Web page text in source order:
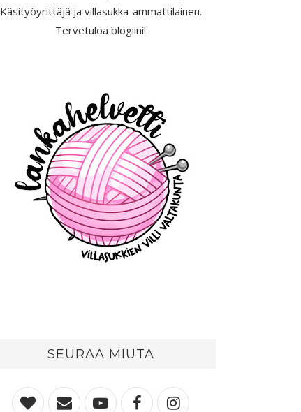
Käsityöyrittäjä ja villasukka-ammattilainen.
Tervetuloa blogiini!
SEURAA MIUTA